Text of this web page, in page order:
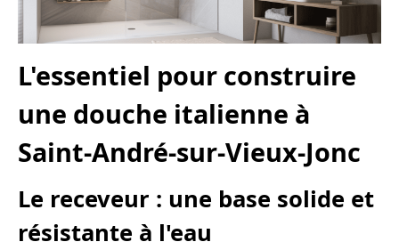
L'essentiel pour construire
une douche italienne à
Saint-André-sur-Vieux-Jonc
Le receveur : une base solide et
résistante à l'eau